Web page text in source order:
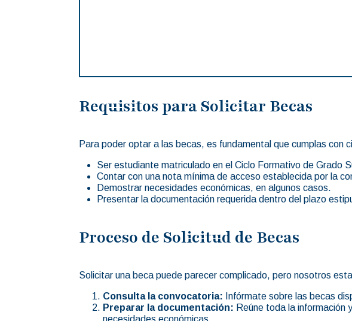
Requisitos para Solicitar Becas
Para poder optar a las becas, es fundamental que cumplas
Ser estudiante matriculado en el Ciclo Formativo de Grado
Contar con una nota mínima de acceso establecida por la
Demostrar necesidades económicas, en algunos casos.
Presentar la documentación requerida dentro del plazo
Proceso de Solicitud de Becas
Solicitar una beca puede parecer complicado, pero nosotros
Consulta la convocatoria: Infórmate sobre las becas
Preparar la documentación: Reúne toda la información